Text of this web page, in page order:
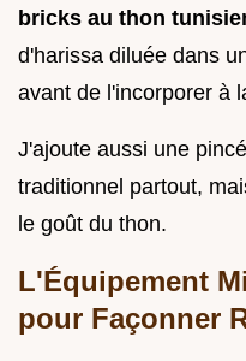
bricks au thon
d'harissa diluée dans
avant de l'incorporer à
J'ajoute aussi une
traditionnel partout,
le goût du thon.
L'Équipement
pour Façonner